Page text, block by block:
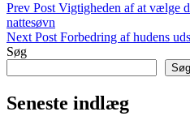
Indlægsnavigation
Previous
Post
Prev Post Vigtigheden af at vælge
nattesøvn
Next
Post
Next Post Forbedring af hudens
Søg
Søg
Seneste indlæg